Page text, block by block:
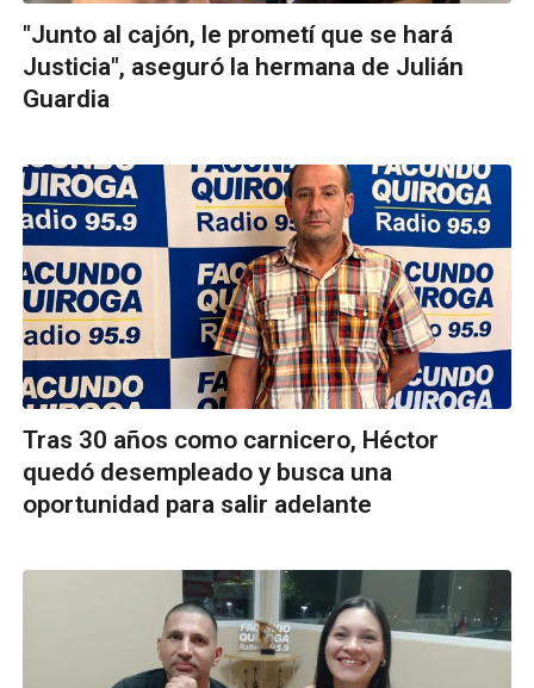
"Junto al cajón, le prometí que se hará
Justicia", aseguró la hermana de Julián
Guardia
Tras 30 años como carnicero, Héctor
quedó desempleado y busca una
oportunidad para salir adelante